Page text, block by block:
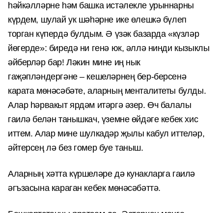
һәйкәлләрне һәм башка истәлекле урыннарны
күрдем, шулай ук шәһәрне ике өлешкә бүлеп
торган күпердә булдым. Ә үзәк базарда «күзләр
йөгерде»: биредә ни генә юк, әллә нинди кызыклы
әйберләр бар! Ләкин мине иң нык
гаҗәпләндергәне – кешеләрнең бер-берсенә
карата мөнәсәбәте, аларның менталитеты булды.
Алар һәрвакыт ярдәм итәргә әзер. Өч балалы
гаилә белән танышкач, үземне өйдәге кебек хис
иттем. Алар мине шулкадәр җылы кабул иттеләр,
әйтерсең лә без гомер буе таныш.
Аларның хәтта күршеләре дә кунакларга гаилә
әгъзасына караган кебек мөнәсәбәттә.